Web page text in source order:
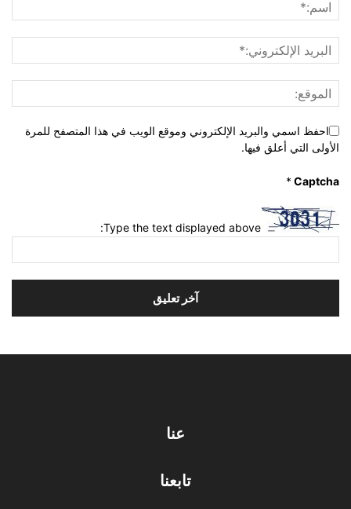
احفظ اسمي والبريد الإلكتروني وموقع الويب في هذا المتصفح للمرة
الأولى التي أعلق فيها.
Captcha
*
Type the text displayed above:
عنا
تابعنا